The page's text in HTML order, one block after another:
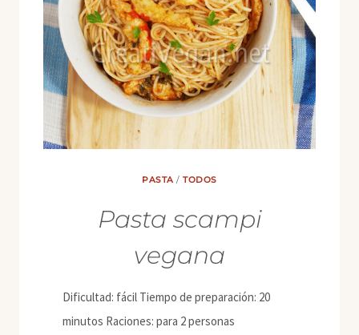
PASTA /TODOS
Pasta scampi
vegana
Dificultad: fácil Tiempo de preparación: 20
minutos Raciones: para 2 personas